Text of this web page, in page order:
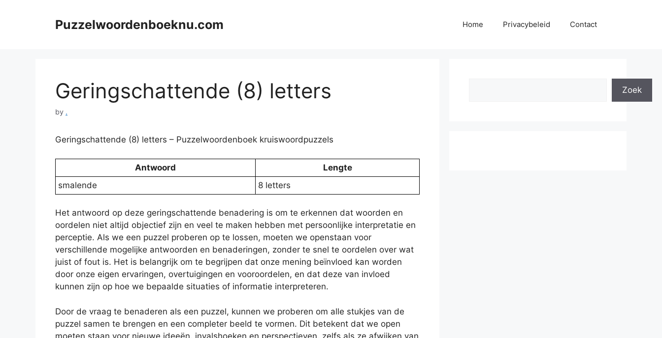
Puzzelwoordenboeknu.com Home Privacybeleid Contact
Geringschattende (8) letters
by .
Geringschattende (8) letters – Puzzelwoordenboek kruiswoordpuzzels
Antwoord
Lengte
smalende
8 letters
Het antwoord op deze geringschattende benadering is om te erkennen dat woorden en
oordelen niet altijd objectief zijn en veel te maken hebben met persoonlijke interpretatie en
perceptie. Als we een puzzel proberen op te lossen, moeten we openstaan voor
verschillende mogelijke antwoorden en benaderingen, zonder te snel te oordelen over wat
juist of fout is. Het is belangrijk om te begrijpen dat onze mening beïnvloed kan worden
door onze eigen ervaringen, overtuigingen en vooroordelen, en dat deze van invloed
kunnen zijn op hoe we bepaalde situaties of informatie interpreteren.
Door de vraag te benaderen als een puzzel, kunnen we proberen om alle stukjes van de
puzzel samen te brengen en een completer beeld te vormen. Dit betekent dat we open
moeten staan voor nieuwe ideeën, invalshoeken en perspectieven, zelfs als ze afwijken van
Zoek